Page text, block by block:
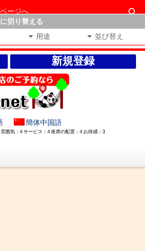
ージへ
切り替える
用途 並び替え
新規登録
簡体中国語
囲気：4 サービス：4 座席の配置：4 お得感：3